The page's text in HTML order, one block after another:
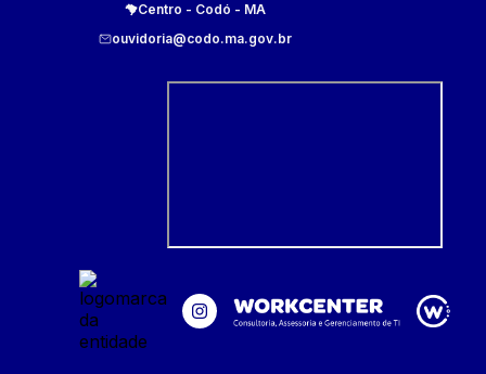
Centro - Codó - MA
ouvidoria@codo.ma.gov.br